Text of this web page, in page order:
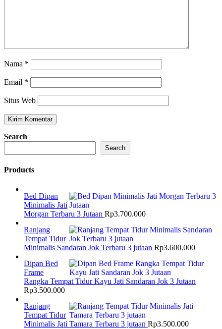
Nama *
Email *
Situs Web
Search
Search
Products
Bed Dipan
Minimalis Jati
Morgan Terbaru 3 Jutaan Rp3.700.000
Ranjang
Tempat Tidur
Minimalis Sandaran Jok Terbaru 3 jutaan Rp3.600.000
Dipan Bed
Frame
Rangka Tempat Tidur Kayu Jati Sandaran Jok 3 Jutaan
Rp3.500.000
Ranjang
Tempat Tidur
Minimalis Jati Tamara Terbaru 3 jutaan Rp3.500.000